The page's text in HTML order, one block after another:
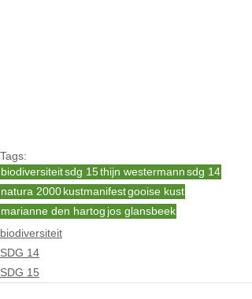
Tags:
biodiversiteitsdg 15thijn westermannsdg 14
natura 2000kustmanifestgooise kust
marianne den hartog jos glansbeek
biodiversiteit
SDG 14
SDG 15